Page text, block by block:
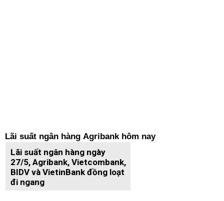
Lãi suất ngân hàng Agribank hôm nay
Lãi suất ngân hàng ngày
27/5, Agribank, Vietcombank,
BIDV và VietinBank đồng loạt
đi ngang